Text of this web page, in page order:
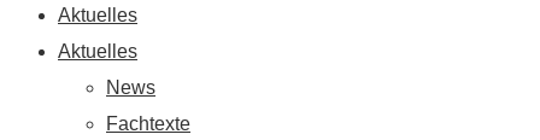
Aktuelles
Aktuelles
News
Fachtexte